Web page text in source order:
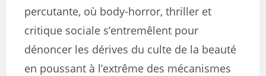
percutante, où body-horror, thriller et
critique sociale s’entremêlent pour
dénoncer les dérives du culte de la beauté
en poussant à l’extrême des mécanismes